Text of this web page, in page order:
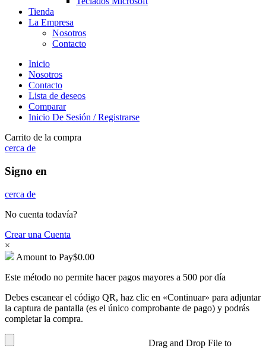
Tienda
La Empresa
Nosotros
Contacto
Inicio
Nosotros
Contacto
Lista de deseos
Comparar
Inicio De Sesión / Registrarse
Carrito de la compra
cerca de
Signo en
cerca de
No cuenta todavía?
Crear una Cuenta
×
Amount to Pay$0.00
Este método no permite hacer pagos mayores a 500 por día
Debes escanear el código QR, haz clic en «Continuar» para adjuntar
la captura de pantalla (es el único comprobante de pago) y podrás
completar la compra.
Drag and Drop File to